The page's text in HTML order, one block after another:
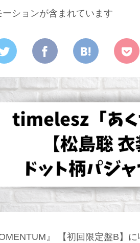
ションが含まれています
』 【初回限定盤B】